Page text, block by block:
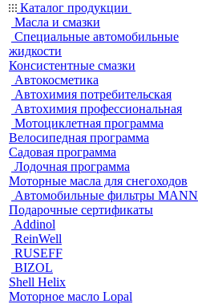
Каталог продукции
Масла и смазки
Специальные автомобильные
жидкости
Консистентные смазки
Автокосметика
Автохимия потребительская
Автохимия профессиональная
Мотоциклетная программа
Велосипедная программа
Садовая программа
Лодочная программа
Моторные масла для снегоходов
Автомобильные фильтры MANN
Подарочные сертификаты
Addinol
ReinWell
RUSEFF
BIZOL
Shell Helix
Моторное масло Lopal